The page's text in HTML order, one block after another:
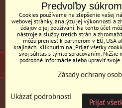
(c) Sedačky BILL MC Tornyai
Zásady
Predvoľby
Cookies používame na zlepšenie vašej
webovej stránky, analýzu jej výkonnosti a
údajov o jej používaní. Na tento účel
nástroje a služby tretích strán a
môžu preniesť k partnerom v EÚ, USA
krajinách. Kliknutím na „Prijať všetky
svoj súhlas s týmto spracovaním. Nižšie
podrobné informácie alebo upraviť svoje
Zásady ochrany
Ukázať podrobnosti
Prijať